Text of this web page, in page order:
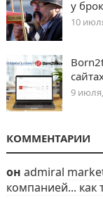
у
10
9
КОММЕНТАРИИ
он admiral
компанией... как